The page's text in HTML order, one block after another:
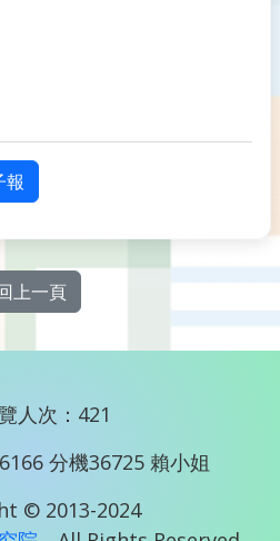
報
上一頁
人次：421
分機36725 賴小姐
© 2013-2024